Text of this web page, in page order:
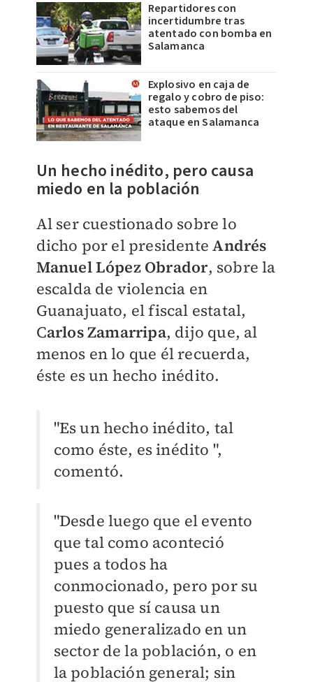
Repartidores con
incertidumbre tras
atentado con bomba en
Salamanca
Explosivo en caja de
regalo y cobro de piso:
esto sabemos del
ataque en Salamanca
Un hecho inédito, pero causa
miedo en la población
Al ser cuestionado sobre lo
dicho por el presidenteAndrés
Manuel López Obrador, sobre la
escalda de violencia en
Guanajuato, el fiscal estatal,
Carlos Zamarripa, dijo que, al
menos en lo que él recuerda,
éste es un hecho inédito.
"Es un hecho inédito, tal
como éste, es inédito ",
comentó.
"Desde luego que el evento
que tal como aconteció
pues a todos ha
conmocionado, pero por su
puesto que sí causa un
miedo generalizado en un
sector de la población, o en
la población general; sin